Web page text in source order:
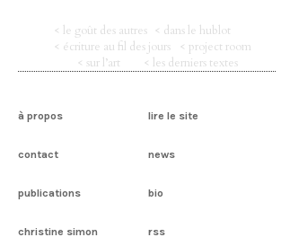
< le goût des autres < dans le hublot
< écriture au fil des jours
< project room
< sur l’art
< les derniers textes
à propos lire le site
contact news
publications bio
christine simon rss